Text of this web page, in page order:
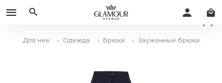
Для нее › Одежда › Брюки › Зауженные брюки